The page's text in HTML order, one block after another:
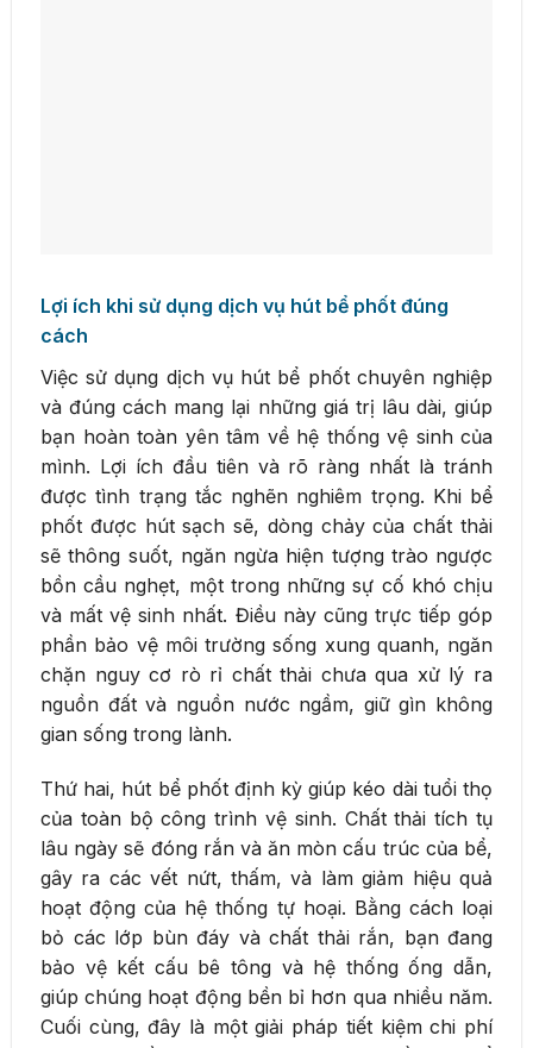
Lợi ích khi sử dụng dịch vụ hút bể phốt đúng
cách
Việc sử dụng dịch vụ hút bể phốt chuyên nghiệp
và đúng cách mang lại những giá trị lâu dài, giúp
bạn hoàn toàn yên tâm về hệ thống vệ sinh của
mình. Lợi ích đầu tiên và rõ ràng nhất là tránh
được tình trạng tắc nghẽn nghiêm trọng. Khi bể
phốt được hút sạch sẽ, dòng chảy của chất thải
sẽ thông suốt, ngăn ngừa hiện tượng trào ngược
bồn cầu nghẹt, một trong những sự cố khó chịu
và mất vệ sinh nhất. Điều này cũng trực tiếp góp
phần bảo vệ môi trường sống xung quanh, ngăn
chặn nguy cơ rò rỉ chất thải chưa qua xử lý ra
nguồn đất và nguồn nước ngầm, giữ gìn không
gian sống trong lành.
Thứ hai, hút bể phốt định kỳ giúp kéo dài tuổi thọ
của toàn bộ công trình vệ sinh. Chất thải tích tụ
lâu ngày sẽ đóng rắn và ăn mòn cấu trúc của bể,
gây ra các vết nứt, thấm, và làm giảm hiệu quả
hoạt động của hệ thống tự hoại. Bằng cách loại
bỏ các lớp bùn đáy và chất thải rắn, bạn đang
bảo vệ kết cấu bê tông và hệ thống ống dẫn,
giúp chúng hoạt động bền bỉ hơn qua nhiều năm.
Cuối cùng, đây là một giải pháp tiết kiệm chi phí